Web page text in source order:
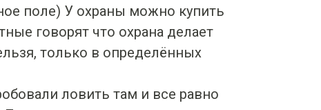
поле) У охраны можно купить
говорят что охрана делает
только в определённых
ловить там и все равно